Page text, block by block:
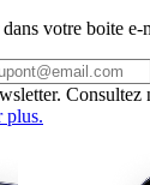
votre boite e-
Consultez
plus.